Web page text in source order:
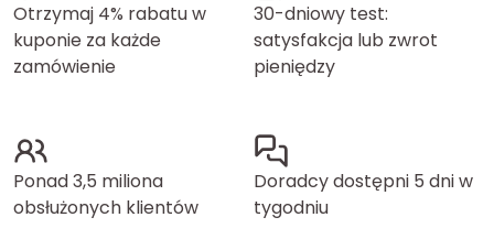
Otrzymaj 4% rabatu w
kuponie za każde
zamówienie
30-dniowy test:
satysfakcja lub zwrot
pieniędzy
Ponad 3,5 miliona
obsłużonych klientów
Doradcy dostępni 5 dni w
tygodniu